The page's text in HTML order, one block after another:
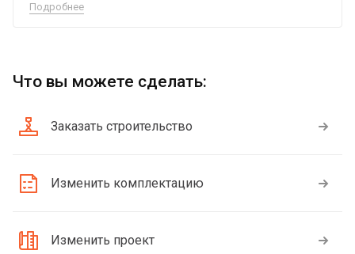
Подробнее
Что вы можете сделать:
Заказать строительство
Изменить комплектацию
Изменить проект